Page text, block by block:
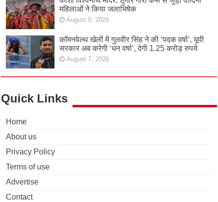
महिलाओं ने किया जलाभिषेक
August 8, 2026
कॉमनवेल्थ खेलों में गुलवीर सिंह ने की ‘पदक वर्षा’, यूपी
सरकार अब करेगी ‘धन वर्षा’, देगी 1.25 करोड़ रुपये
August 7, 2026
Quick Links
Home
About us
Privacy Policy
Terms of use
Advertise
Contact